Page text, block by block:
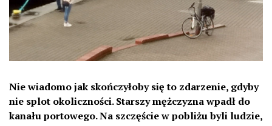
Nie wiadomo jak skończyłoby się to zdarzenie, gdyby
nie splot okoliczności. Starszy mężczyzna wpadł do
kanału portowego. Na szczęście w pobliżu byli ludzie,